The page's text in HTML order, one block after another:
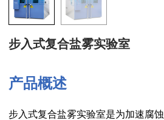
步入式复合盐雾实验室
产品概述
步入式复合盐雾实验室是为加速腐